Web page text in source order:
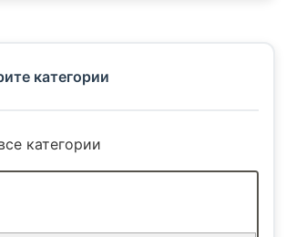
категории
категории